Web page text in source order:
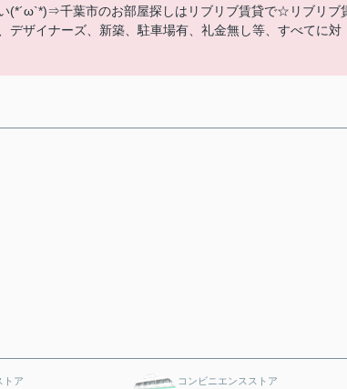
(*´ω`*)⇒千葉市のお部屋探しはリブリブ賃貸で☆リブリブ
ザイナーズ、新築、駐車場有、礼金無し等、すべてに対
トア コンビニエンスストア